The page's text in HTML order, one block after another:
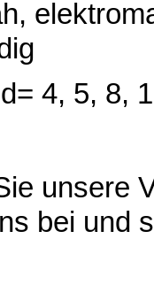
4, 5, 8,
unsere
bei und